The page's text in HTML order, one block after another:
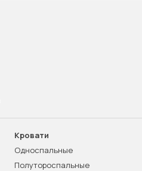
Кровати
Односпальные
Полутороспальные